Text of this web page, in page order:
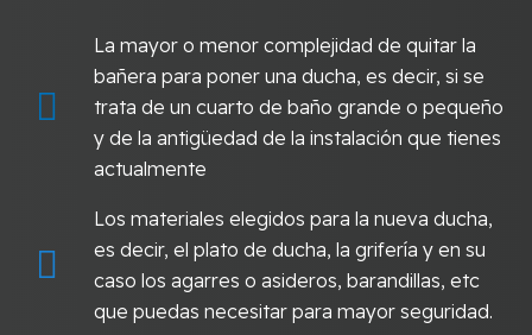
La mayor o menor complejidad de quitar la
bañera para poner una ducha, es decir, si se
trata de un cuarto de baño grande o pequeño
y de la antigüedad de la instalación que tienes
actualmente
Los materiales elegidos para la nueva ducha,
es decir, el plato de ducha, la grifería y en su
caso los agarres o asideros, barandillas, etc
que puedas necesitar para mayor seguridad.